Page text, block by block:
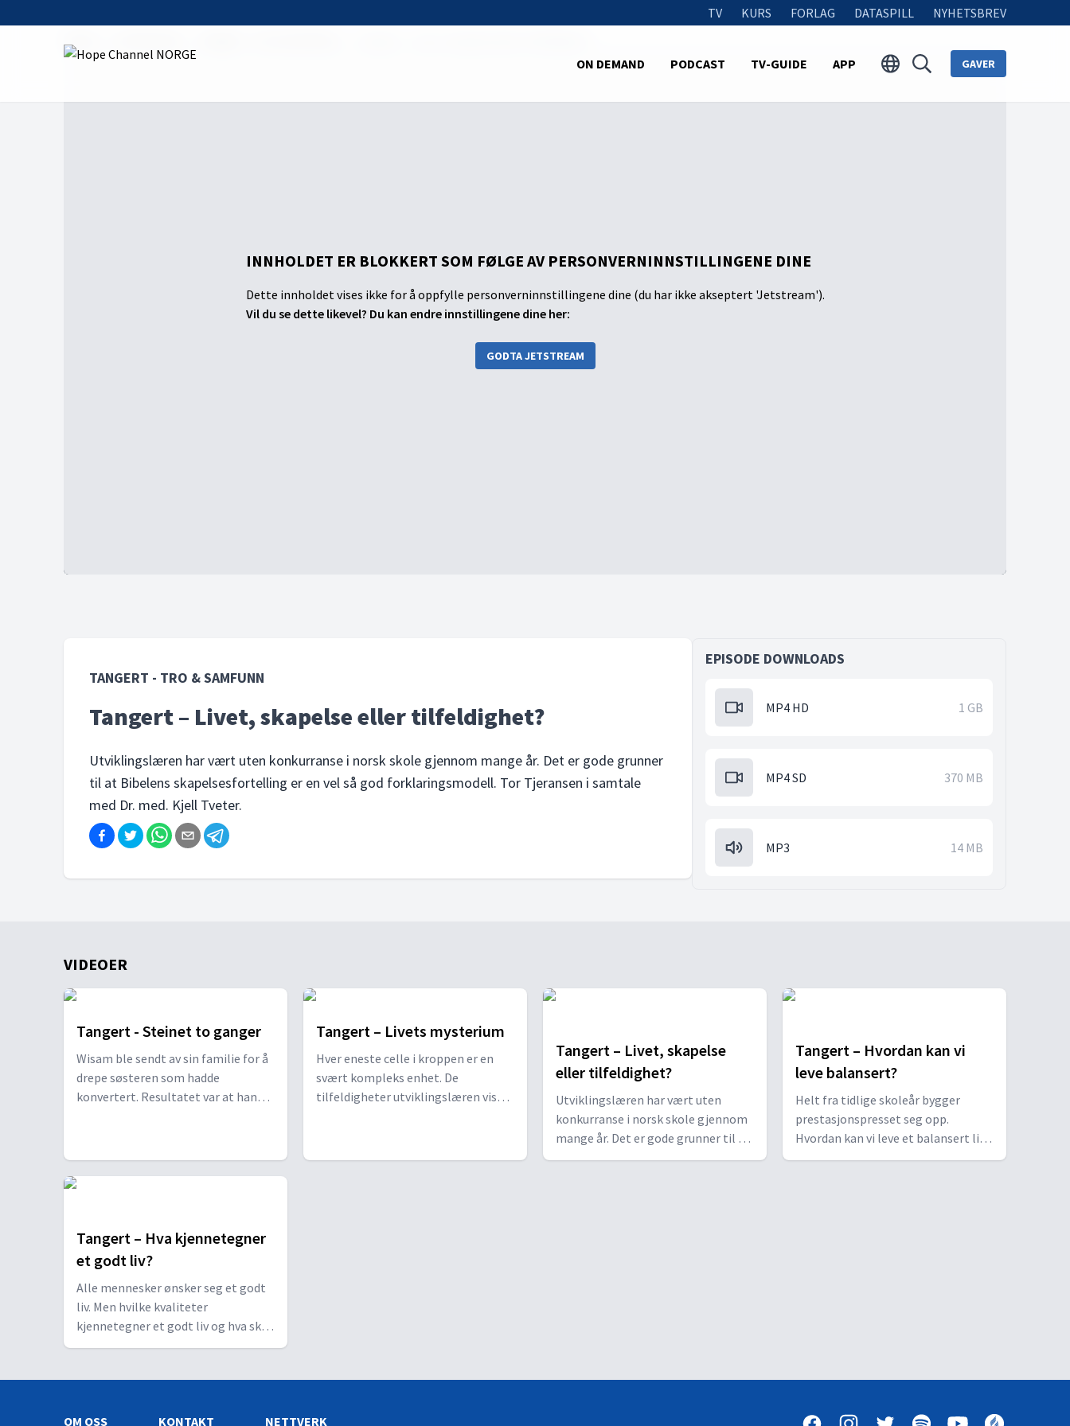
TV KURS FORLAG DATASPILL NYHETSBREV
ON DEMAND PODCAST TV-GUIDE APP GAVER
INNHOLDET ER BLOKKERT SOM FØLGE AV PERSONVERNINNSTILLINGENE DINE
Dette innholdet vises ikke for å oppfylle personverninnstillingene dine (du har ikke akseptert 'Jetstream').
Vil du se dette likevel? Du kan endre innstillingene dine her:
GODTA JETSTREAM
TANGERT - TRO & SAMFUNN
Tangert – Livet, skapelse eller tilfeldighet?
Utviklingslæren har vært uten konkurranse i norsk skole gjennom mange år. Det er gode grunner
til at Bibelens skapelsesfortelling er en vel så god forklaringsmodell. Tor Tjeransen i samtale
med Dr. med. Kjell Tveter.
EPISODE DOWNLOADS
MP4 HD 1 GB
MP4 SD 370 MB
MP3 14 MB
VIDEOER
Tangert - Steinet to ganger
Wisam ble sendt av sin familie for å
drepe søsteren som hadde
konvertert. Resultatet var at han
nå tilbake i sin hjemby Nasaret der
Tangert – Livets mysterium
Hver eneste celle i kroppen er en
svært kompleks enhet. De
tilfeldigheter utviklingslæren viser
Tangert – Livet, skapelse
eller tilfeldighet?
Utviklingslæren har vært uten
konkurranse i norsk skole gjennom
mange år. Det er gode grunner til at
Bibelens skapelsesfortelling er en
Tangert – Hvordan kan vi
leve balansert?
Helt fra tidlige skoleår bygger
prestasjonspresset seg opp.
Hvordan kan vi leve et balansert liv?
Kjell Markset, grunnleggeren av
Tangert – Hva kjennetegner
et godt liv?
Alle mennesker ønsker seg et godt
liv. Men hvilke kvaliteter
kjennetegner et godt liv og hva skal
til for å leve det gode livet. Tor
grunnleggeren av Kristen
OM OSS
KONTAKT NETTVERK